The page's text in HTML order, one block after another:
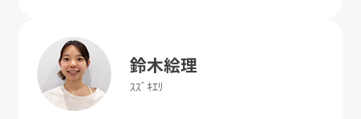
鈴木絵理
ｽｽﾞｷｴﾘ